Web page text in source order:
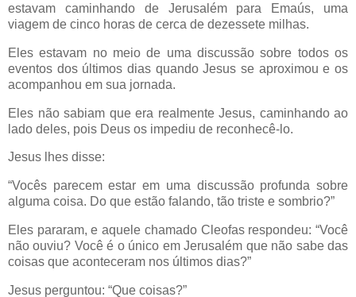
estavam caminhando de Jerusalém para Emaús, uma
viagem de cinco horas de cerca de dezessete milhas.
Eles estavam no meio de uma discussão sobre todos os
eventos dos últimos dias quando Jesus se aproximou e os
acompanhou em sua jornada.
Eles não sabiam que era realmente Jesus, caminhando ao
lado deles, pois Deus os impediu de reconhecê-lo.
Jesus lhes disse:
“Vocês parecem estar em uma discussão profunda sobre
alguma coisa. Do que estão falando, tão triste e sombrio?”
Eles pararam, e aquele chamado Cleofas respondeu: “Você
não ouviu? Você é o único em Jerusalém que não sabe das
coisas que aconteceram nos últimos dias?”
Jesus perguntou: “Que coisas?”